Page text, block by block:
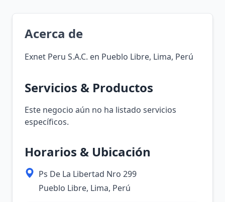
Acerca de
Exnet Peru S.A.C. en Pueblo Libre, Lima, Perú
Servicios & Productos
Este negocio aún no ha listado servicios
específicos.
Horarios & Ubicación
Ps De La Libertad Nro 299
Pueblo Libre, Lima, Perú